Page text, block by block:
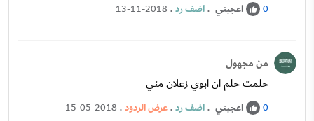
0 اعجبني .اضف رد.
13-11-2018
من مجهول
حلمت حلم ان ابوي زعلان مني
0 اعجبني .اضف رد.عرض الردود.
15-05-2018